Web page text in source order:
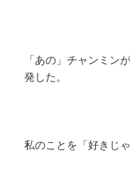
「あの」チャンミン
発した。
私のことを「好きじ